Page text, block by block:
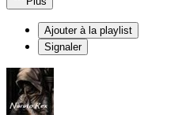
Ajouter à la playlist
Signaler